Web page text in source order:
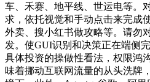
车、禾赛、地平线、世运电等。
求，依托视觉和手动点击来完成
外卖、搜小红书做攻略等。请勿
发。使GUI识别和决策正在端侧
具体投资的操做性看法，权限鸿
味着挪动互联网流量的从头洗牌